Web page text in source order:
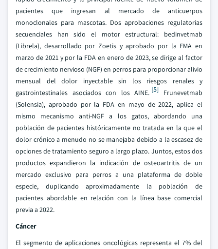
pacientes que ingresan al mercado de anticuerpos
monoclonales para mascotas. Dos aprobaciones regulatorias
secuenciales han sido el motor estructural: bedinvetmab
(Librela), desarrollado por Zoetis y aprobado por la EMA en
marzo de 2021 y por la FDA en enero de 2023, se dirige al factor
de crecimiento nervioso (NGF) en perros para proporcionar alivio
mensual del dolor inyectable sin los riesgos renales y
gastrointestinales asociados con los AINE. [5] Frunevetmab
(Solensia), aprobado por la FDA en mayo de 2022, aplica el
mismo mecanismo anti-NGF a los gatos, abordando una
población de pacientes históricamente no tratada en la que el
dolor crónico a menudo no se manejaba debido a la escasez de
opciones de tratamiento seguro a largo plazo. Juntos, estos dos
productos expandieron la indicación de osteoartritis de un
mercado exclusivo para perros a una plataforma de doble
especie, duplicando aproximadamente la población de
pacientes abordable en relación con la línea base comercial
previa a 2022.
Cáncer
El segmento de aplicaciones oncológicas representa el 7% del